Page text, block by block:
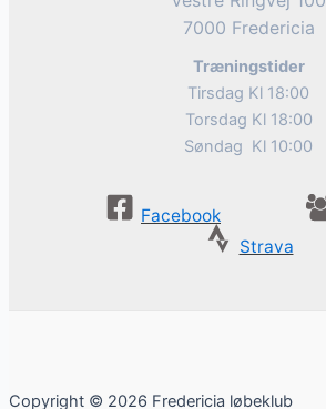
7000 Fredericia
Træningstider
Tirsdag Kl 18:00
Torsdag Kl 18:00
Søndag Kl 10:00
Facebook
Strava
Copyright © 2026 Fredericia løbeklub